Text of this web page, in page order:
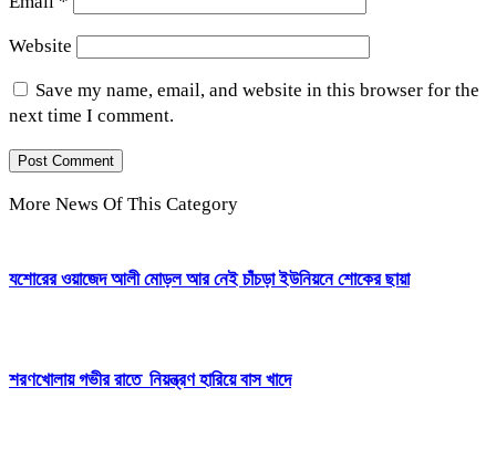
Website
Save my name, email, and website in this browser for the
next time I comment.
More News Of This Category
যশোরের ওয়াজেদ আলী মোড়ল আর নেই চাঁচড়া ইউনিয়নে শোকের ছায়া
শরণখোলায় গভীর রাতে নিয়ন্ত্রণ হারিয়ে বাস খাদে